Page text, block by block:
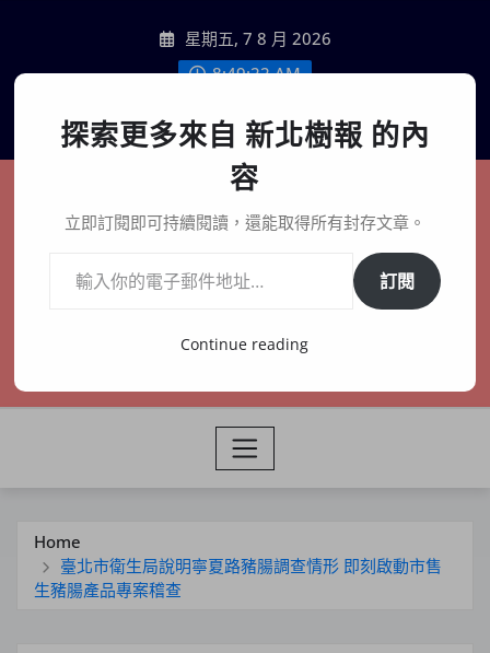
content
星期五, 7 8 月 2026
8:49:23 AM
聯絡我們
新北樹報
在地、記憶、連結、創生
Home
臺北市衛生局說明寧夏路豬腸調查情形 即刻啟動市售
生豬腸產品專案稽查
探索更多來自 新北樹報 的內
容
立即訂閱即可持續閱讀，還能取得所有封存文章。
訂閱
Continue reading